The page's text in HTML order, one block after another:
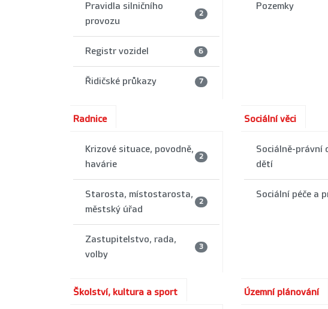
Pravidla silničního
provozu
2
Registr vozidel 6
Řidičské průkazy 7
Pozemky
Radnice
Krizové situace, povodně,
havárie
2
Starosta, místostarosta,
městský úřad
2
Zastupitelstvo, rada,
volby
3
Sociální věci
Sociálně-právní
dětí
Sociální péče a
Školství, kultura a sport Územní plánování